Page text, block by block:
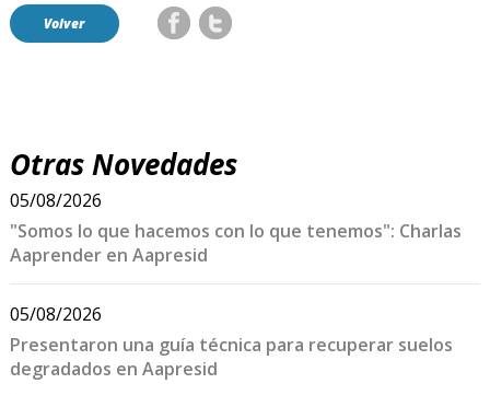
Volver
Otras Novedades
05/08/2026
"Somos lo que hacemos con lo que tenemos": Charlas
Aaprender en Aapresid
05/08/2026
Presentaron una guía técnica para recuperar suelos
degradados en Aapresid